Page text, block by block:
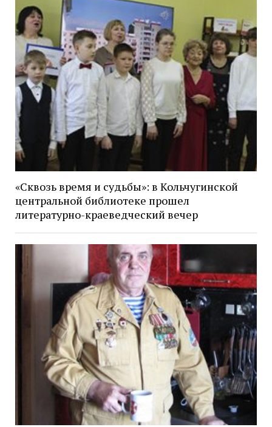
«Сквозь время и судьбы»: в Кольчугинской
центральной библиотеке прошел
литературно-краеведческий вечер